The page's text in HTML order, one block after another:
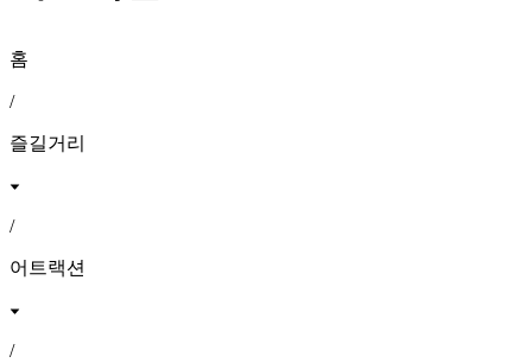
홈
/
즐길거리
/
어트랙션
/